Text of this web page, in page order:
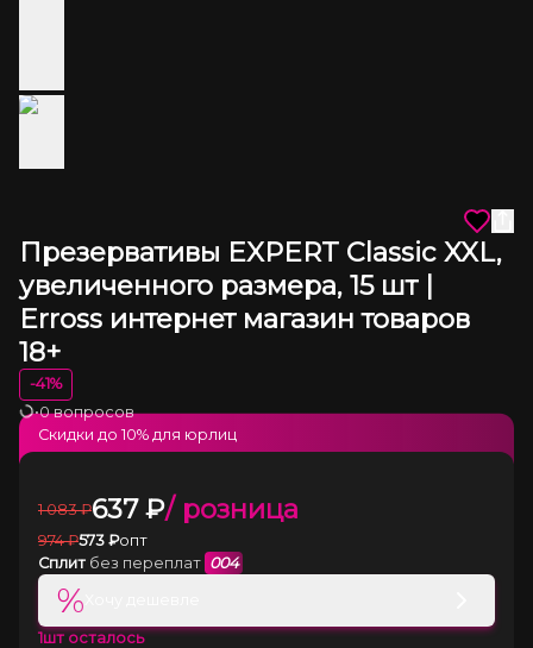
Презервативы EXPERT Classic XXL,
увеличенного размера, 15 шт |
Erross интернет магазин товаров
18+
-41%
Загрузка
•0 вопросов
1 083 ₽637₽/ розница
974 ₽573 ₽опт
Сплит без переплат 004
%
1шт осталось
Скидки до 10% для юрлиц